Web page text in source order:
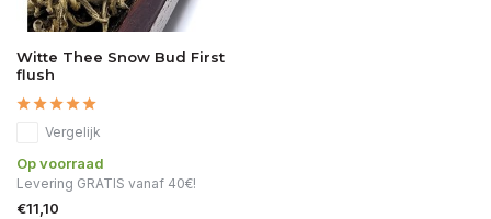
Witte Thee Snow Bud First
flush
Vergelijk
Op voorraad
Levering GRATIS vanaf 40€!
€11,10